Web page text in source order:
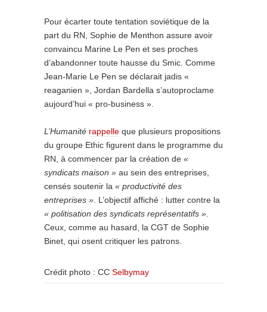
Pour écarter toute tentation soviétique de la
part du RN, Sophie de Menthon assure avoir
convaincu Marine Le Pen et ses proches
d’abandonner toute hausse du Smic. Comme
Jean-Marie Le Pen se déclarait jadis «
reaganien », Jordan Bardella s’autoproclame
aujourd’hui « pro-business ».
L’Humanité rappelle que plusieurs propositions
du groupe Ethic figurent dans le programme du
RN, à commencer par la création de «
syndicats maison » au sein des entreprises,
censés soutenir la « productivité des
entreprises ». L’objectif affiché : lutter contre la
« politisation des syndicats représentatifs ».
Ceux, comme au hasard, la CGT de Sophie
Binet, qui osent critiquer les patrons.
Crédit photo : CC Selbymay